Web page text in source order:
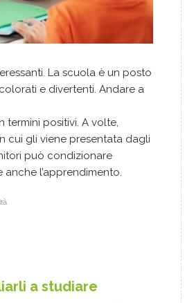
La scuola è un posto
e divertenti. Andare a
termini positivi. A volte,
cui gli viene presentata dagli
può condizionare
l’apprendimento.
a studiare